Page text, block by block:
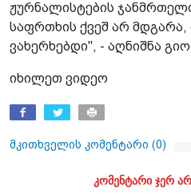
ჟურნალისტების
საფრთხის ქვეშ არ მდგარა,
ვახერხებდი", - აღნიშნა
იხილეთ ვიდეო
მკითხველის კომენტარი (0)
კომენტარი ჯერ